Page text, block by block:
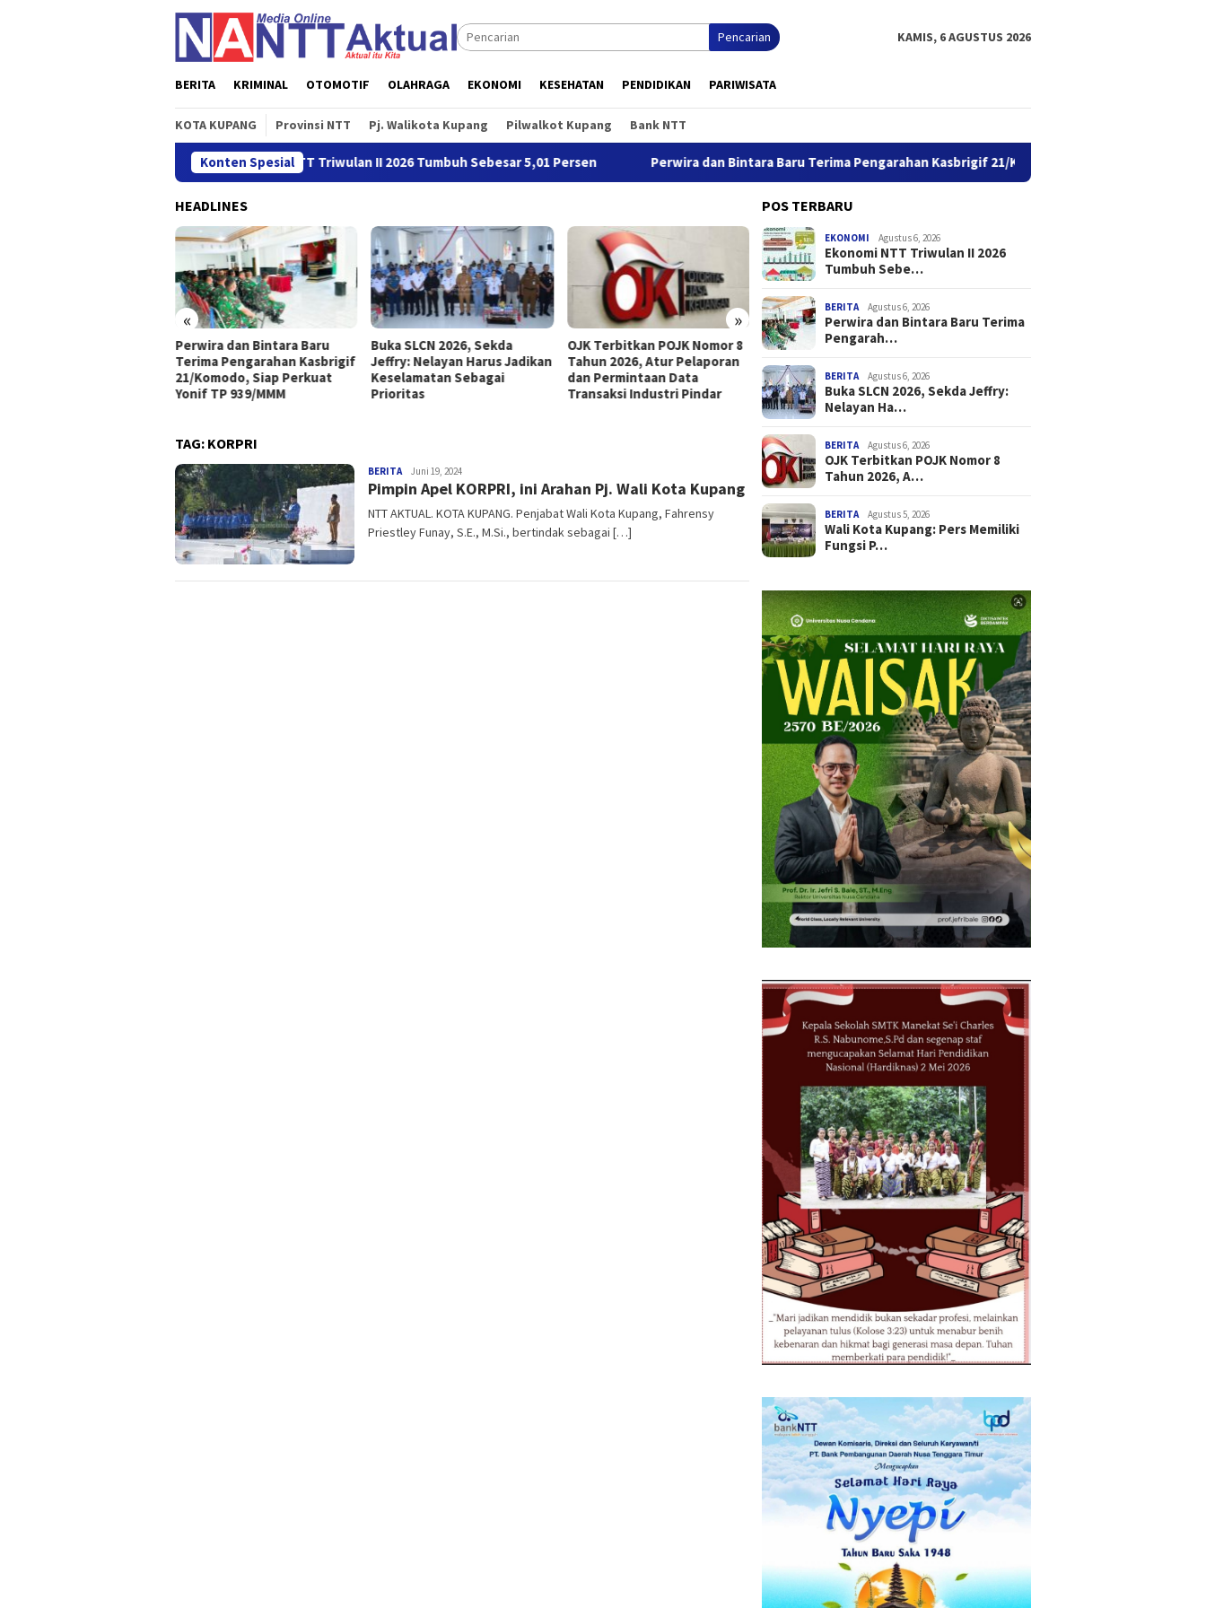
Pencarian KAMIS, 6 AGUSTUS 2026
BERITA KRIMINAL OTOMOTIF OLAHRAGA EKONOMI KESEHATAN PENDIDIKAN PARIWISATA
KOTA KUPANG Provinsi NTT Pj. Walikota Kupang Pilwalkot Kupang Bank NTT
Konten Spesial
Ekonomi NTT Triwulan II 2026 Tumbuh Sebesar 5,01 Persen Perwira dan Bintara Baru Terima Pengarahan Kasbrigif 21/Komodo, Siap Perkuat Yonif TP 939/MMM
HEADLINES
« »
Perwira dan Bintara Baru
Terima Pengarahan Kasbrigif
21/Komodo, Siap Perkuat
Yonif TP 939/MMM
Buka SLCN 2026, Sekda
Jeffry: Nelayan Harus Jadikan
Keselamatan Sebagai
Prioritas
OJK Terbitkan POJK Nomor 8
Tahun 2026, Atur Pelaporan
dan Permintaan Data
Transaksi Industri Pindar
Wali Kota Kupang: Pers
Memiliki Fungsi Penting
dalam Penyebar Luasan
Informasi
TAG: KORPRI
BERITANTT
AKTUAL
Juni 19, 2024
Pimpin Apel KORPRI, ini Arahan Pj. Wali Kota Kupang
NTT AKTUAL. KOTA KUPANG. Penjabat Wali Kota Kupang, Fahrensy
Priestley Funay, S.E., M.Si., bertindak sebagai […]
POS TERBARU
EKONOMI Agustus 6, 2026
Ekonomi NTT Triwulan II 2026
Tumbuh Sebe…
BERITA Agustus 6, 2026
Perwira dan Bintara Baru Terima
Pengarah…
BERITA Agustus 6, 2026
Buka SLCN 2026, Sekda Jeffry:
Nelayan Ha…
BERITA Agustus 6, 2026
OJK Terbitkan POJK Nomor 8
Tahun 2026, A…
BERITA Agustus 5, 2026
Wali Kota Kupang: Pers Memiliki
Fungsi P…